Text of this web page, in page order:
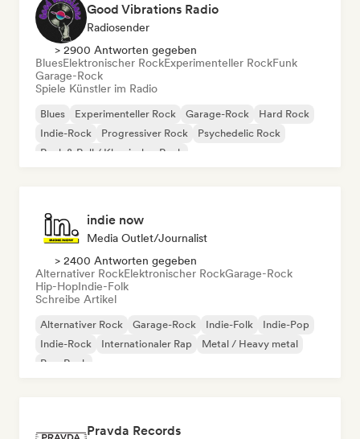
Good Vibrations Radio
Radiosender
> 2900 Antworten gegeben
BluesElektronischer RockExperimenteller RockFunk
Garage-Rock
Spiele Künstler im Radio
Blues Experimenteller Rock Garage-Rock
Hard Rock
Indie-Rock
Progressiver Rock
Psychedelic Rock
Rock & Roll / Klassischer Rock
indie now
Media Outlet/Journalist
> 2400 Antworten gegeben
Alternativer RockElektronischer RockGarage-Rock
Hip-HopIndie-Folk
Schreibe Artikel
Alternativer Rock Garage-Rock Indie-Folk
Indie-Pop
Indie-Rock
Internationaler Rap
Metal / Heavy metal
Pop-Rock
Pravda Records